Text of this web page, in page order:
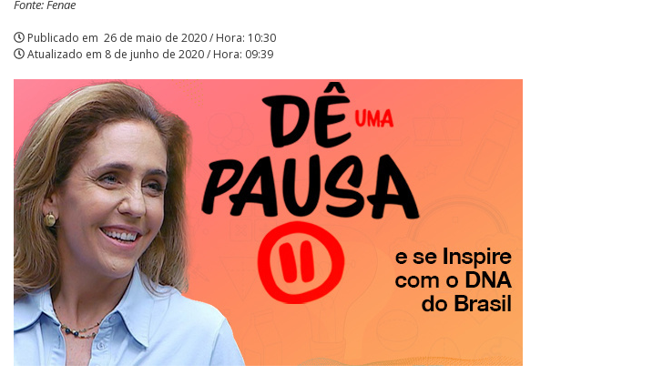
|
APCEF/SP
Fonte: Fenae
Publicado em 26 de maio de 2020 / Hora: 10:30
Atualizado em 8 de junho de 2020 / Hora: 09:39